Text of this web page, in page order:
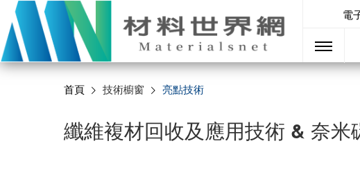
電
首頁 技術櫥窗 亮點技術
纖維複材回收及應用技術 & 奈米